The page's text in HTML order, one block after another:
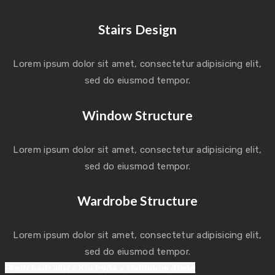
Stairs Design
Lorem ipsum dolor sit amet, consectetur adipisicing elit,
sed do eiusmod tempor.
Window Structure
Lorem ipsum dolor sit amet, consectetur adipisicing elit,
sed do eiusmod tempor.
Wardrobe Structure
Lorem ipsum dolor sit amet, consectetur adipisicing elit,
sed do eiusmod tempor.
Previous